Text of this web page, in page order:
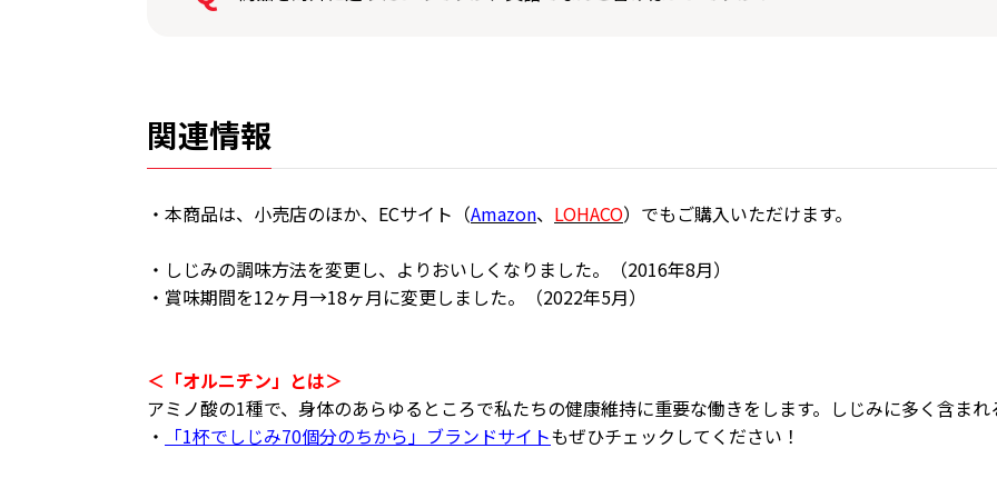
関連情報
・本商品は、小売店のほか、ECサイト（Amazon、 LOHACO）でもご購入いただけます。
・しじみの調味方法を変更し、よりおいしくなりました。（2016年8月）
・賞味期間を12ヶ月→18ヶ月に変更しました。（2022年5月）
＜「オルニチン」とは＞
アミノ酸の1種で、身体のあらゆるところで私たちの健康維持に重要な働きをします。しじみに多く含まれ
・
「1杯でしじみ70個分のちから」ブランドサイトもぜひチェックしてください！